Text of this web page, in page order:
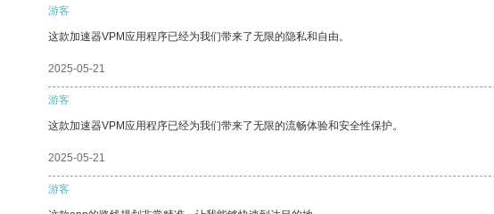
游客
这款加速器VPM应用程序已经为我们带来了无限的隐私和自由。
2025-05-21
游客
这款加速器VPM应用程序已经为我们带来了无限的流畅体验和安全性保护。
2025-05-21
游客